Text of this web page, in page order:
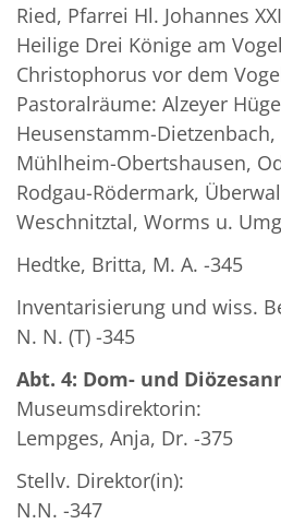
Ried, Pfarrei Hl. Johannes
Heilige Drei Könige am
Christophorus vor dem
Pastoralräume: Alzeyer
Heusenstamm-
Mühlheim-Obertshausen,
Rodgau-Rödermark,
Weschnitztal, Worms u.
Hedtke, Britta, M. A. -345
Inventarisierung und wiss.
N. N. (T) -345
Abt. 4: Dom- und
Museumsdirektorin:
Lempges, Anja, Dr. -375
Stellv. Direktor(in):
N.N. -347